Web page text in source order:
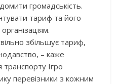
громадськість.
тариф та його
збільшує тариф,
– каже
транспорту Ігро
перевізники з кожним